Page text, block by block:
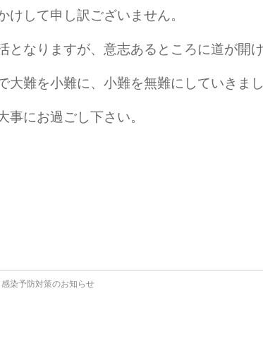
けして申し訳ございません。
となりますが、意志あるところに道が開
大難を小難に、小難を無難にしていきまし
事にお過ごし下さい。
染予防対策のお知らせ